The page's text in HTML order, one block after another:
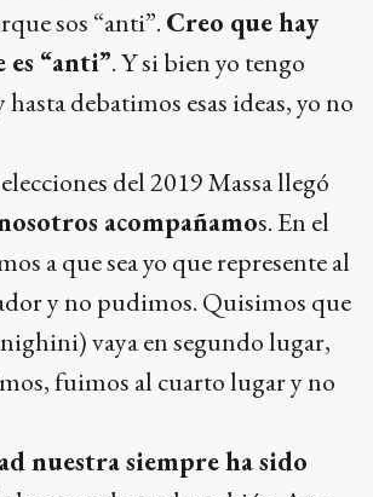
sos “anti”. Creo que hay
es “anti”. Y si bien yo tengo
debatimos esas ideas, yo no
del 2019 Massa llegó
acompañamos. En el
a que sea yo que represente al
y no pudimos. Quisimos que
vaya en segundo lugar,
fuimos al cuarto lugar y no
nuestra siempre ha sido